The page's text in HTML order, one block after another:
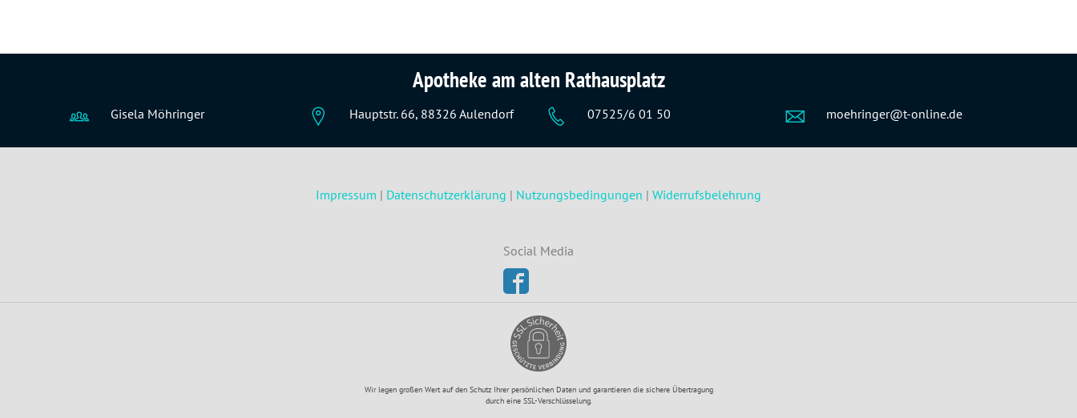
Apotheke am alten Rathausplatz
Gisela Möhringer Hauptstr. 66, 88326 Aulendorf 07525/6 01 50 moehringer@t-online.de
Impressum | Datenschutzerklärung | Nutzungsbedingungen | Widerrufsbelehrung
Social Media
Wir legen großen Wert auf den Schutz Ihrer persönlichen Daten und garantieren die sichere Übertragung
durch eine SSL-Verschlüsselung.